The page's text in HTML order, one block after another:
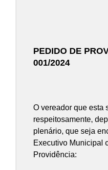
PEDIDO DE
001/2024
O vereador que esta
respeitosamente,
plenário, que seja
Executivo Municipal
Providência: